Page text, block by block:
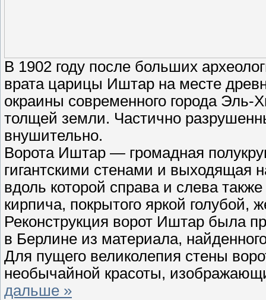
В 1902 году после больших
врата царицы Иштар на месте
окраины современного города Эль-
толщей земли. Частично
внушительно.
Ворота Иштар — громадная
гигантскими стенами и выходящая
вдоль которой справа и слева
кирпича, покрытого яркой голубой,
Реконструкция ворот Иштар была
в Берлине из материала,
Для пущего великолепия стены
необычайной красоты,
дальше »